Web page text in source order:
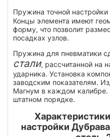
Пружина точной настройки
Концы элемента имеют
форму, что позволит
посадках узлов.
Пружина для пневматики
стали, рассчитанной на
ударника. Установка
заводским показателям.
Магнум в каждом калибре.
штатном порядке.
настройки